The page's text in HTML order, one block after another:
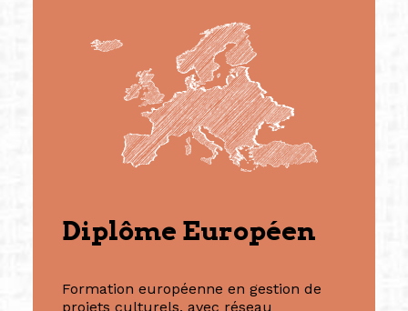
Diplôme Européen
Formation européenne en gestion de
projets culturels, avec réseau